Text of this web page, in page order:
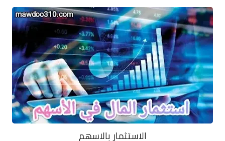
الاستثمار بالاسهم